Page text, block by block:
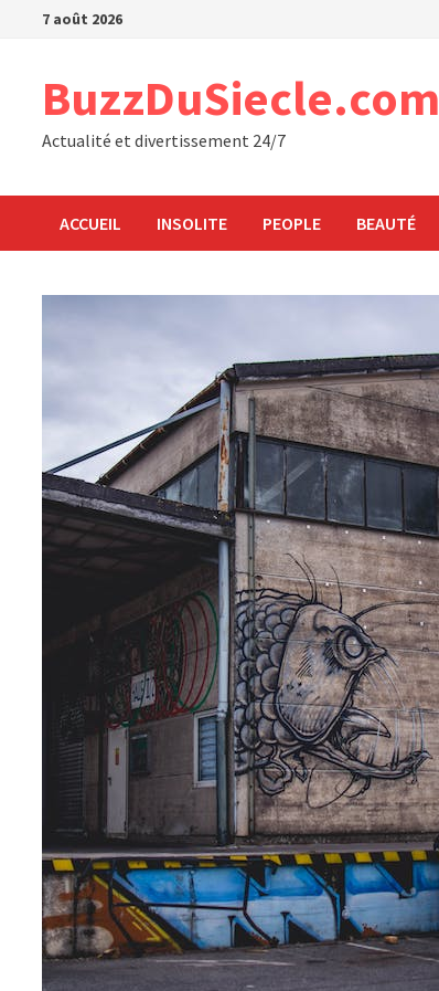
Passer7 août 2026
BuzzDuSiecle.com
Actualité et divertissement 24/7
ACCUEIL INSOLITE PEOPLE BEAUTÉ